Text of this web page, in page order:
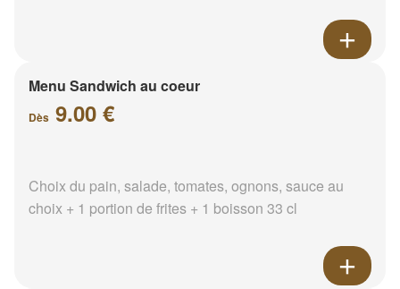
Menu Sandwich au coeur
Dès 9.00 €
Choix du pain, salade, tomates, ognons, sauce au
choix + 1 portion de frites + 1 boisson 33 cl